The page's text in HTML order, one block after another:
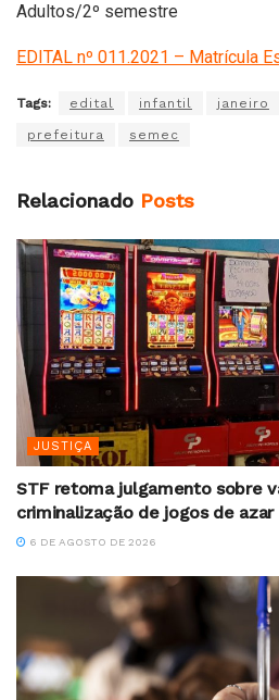
Adultos/2º semestre
EDITAL nº 011.2021 – Matrícula
Tags: edital infantil janeiro
prefeitura semec
Relacionado Posts
JUSTIÇA
STF retoma julgamento sobre
criminalização de jogos de azar
6 DE AGOSTO DE 2026